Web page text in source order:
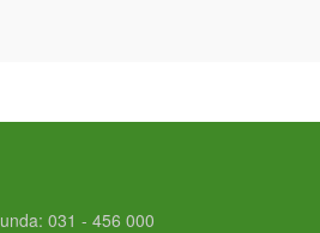
031 - 456 000